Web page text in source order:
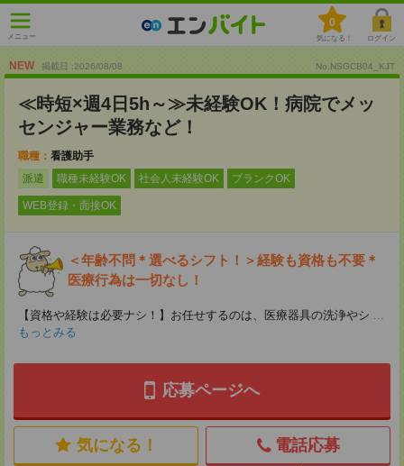
メニュー
0
気になる！ ログイン
NEW 掲載日 :2026/08/08 No.NSGCB04_KJT
≪時短×週4日5h～≫未経験OK！病院でメッ
センジャー業務など！
職種： 看護助手
派遣
職種未経験OK 社会人未経験OK ブランクOK
WEB登録・面接OK
＜年齢不問＊選べるシフト！＞経験も資格も不要＊
医療行為は一切なし！
【資格や経験は必要ナシ！】お任せするのは、医療器具の洗浄やシ ...
もっとみる
応募ページへ
気になる！ 電話応募